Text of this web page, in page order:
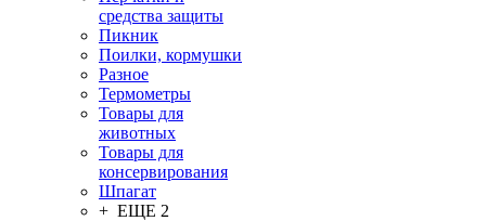
средства защиты
Пикник
Поилки, кормушки
Разное
Термометры
Товары для
животных
Товары для
консервирования
Шпагат
+ ЕЩЕ 2